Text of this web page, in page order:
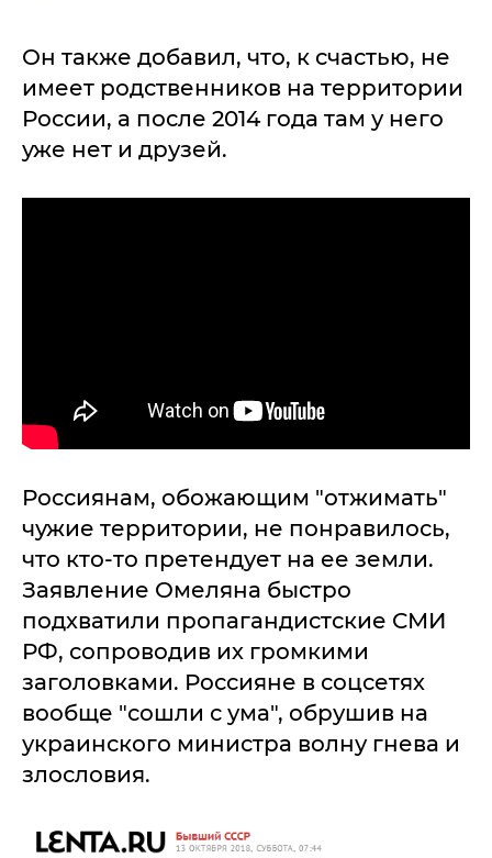
Он также добавил, что, к счастью, не
имеет родственников на территории
России, а после 2014 года там у него
уже нет и друзей.
Россиянам, обожающим "отжимать"
чужие территории, не понравилось,
что кто-то претендует на ее земли.
Заявление Омеляна быстро
подхватили пропагандистские СМИ
РФ, сопроводив их громкими
заголовками. Россияне в соцсетях
вообще "сошли с ума", обрушив на
украинского министра волну гнева и
злословия.